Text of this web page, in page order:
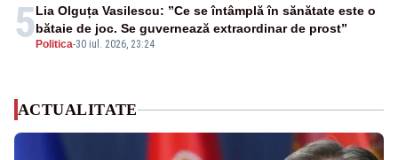
5 Politica-30 iul. 2026, 23:24
Lia Olguța Vasilescu: ”Ce se întâmplă în sănătate este o
bătaie de joc. Se guvernează extraordinar de prost”
ACTUALITATE